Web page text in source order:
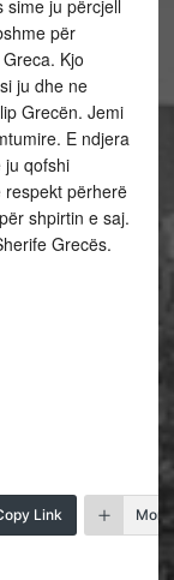
sime ju përcjell
për
Kjo
ju dhe ne
Grecën. Jemi
E ndjera
ju qofshi
përherë
shpirtin e saj.
Grecës.
Link More